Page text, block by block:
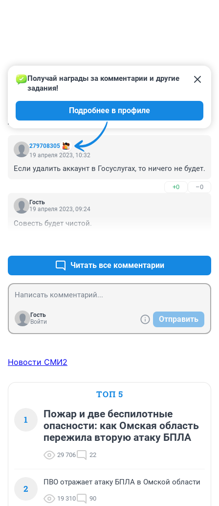
КОММЕНТАРИИ 13
279708305
Получай награды за комментарии и другие
задания!
Подробнее в профиле
19 апреля 2023, 10:32
Если удалить аккаунт в Госуслугах, то ничего не будет.
+0 –0
Гость
19 апреля 2023, 09:24
Совесть будет чистой.
Читать все комментарии
Гость
Войти
Отправить
Новости СМИ2
ТОП 5
1
Пожар и две беспилотные
опасности: как Омская область
пережила вторую атаку БПЛА
29 706 22
2
ПВО отражает атаку БПЛА в Омской области
19 310 90